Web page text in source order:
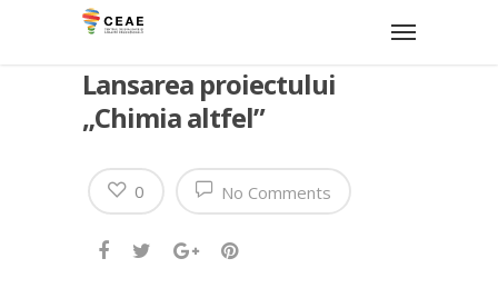
Lansarea proiectului
„Chimia altfel”
No Comments
0